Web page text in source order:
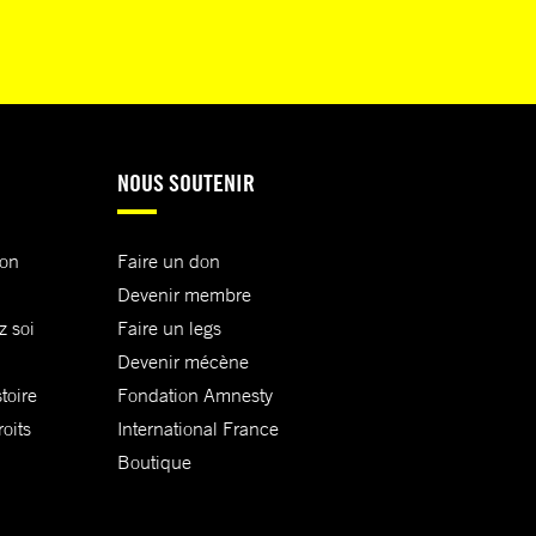
soi
NOUS SOUTENIR
Faire un don
Devenir membre
Faire un legs
Devenir mécène
Fondation Amnesty
International France
Boutique